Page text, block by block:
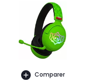
Comparer